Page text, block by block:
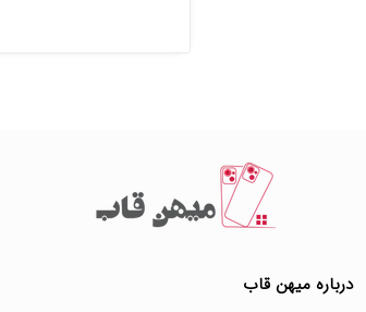
درباره میهن قاب